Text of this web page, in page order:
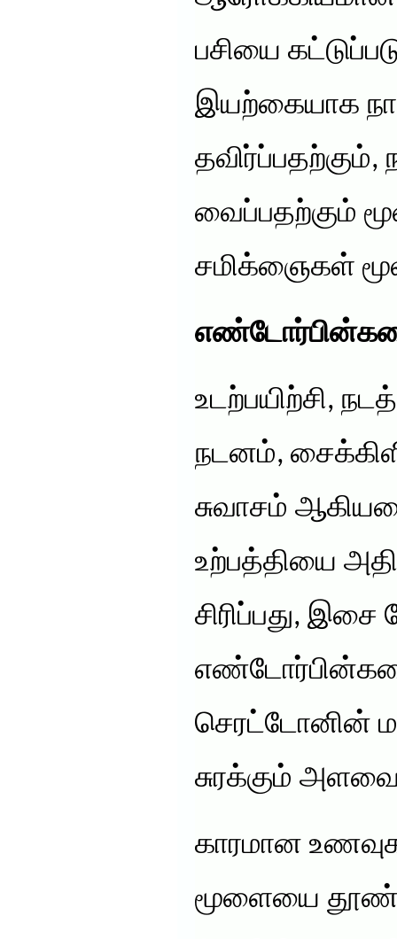
பசியை
இயற்கையாக
வைப்பதற்கும்
சமிக்ஞைகள்
எண்டோர்பின்களை
உடற்பயிற்சி,
நடனம்,
சுவாசம்
உற்பத்தியை
சிரிப்பது,
செரட்டோனின்
சுரக்கும்
காரமான
மூளையை